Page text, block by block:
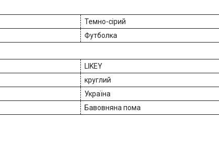
Темно-сірий
Футболка
LIKEY
круглий
Україна
Бавовняна пома